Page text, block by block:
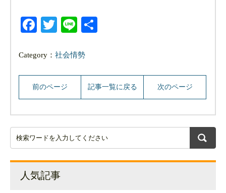
Facebook
Twitter
Line
Category：社会情勢
前のページ 記事一覧に戻る 次のページ
人気記事